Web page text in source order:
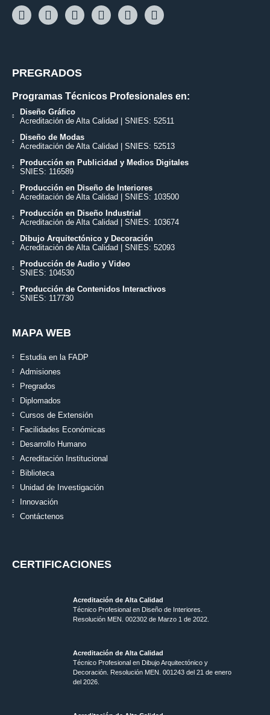
PREGRADOS
Programas Técnicos Profesionales en:
Diseño Gráfico
Acreditación de Alta Calidad | SNIES: 52511
Diseño de Modas
Acreditación de Alta Calidad | SNIES: 52513
Producción en Publicidad y Medios Digitales
SNIES: 116589
Producción en Diseño de Interiores
Acreditación de Alta Calidad | SNIES: 103500
Producción en Diseño Industrial
Acreditación de Alta Calidad | SNIES: 103674
Dibujo Arquitectónico y Decoración
Acreditación de Alta Calidad | SNIES: 52093
Producción de Audio y Video
SNIES: 104530
Producción de Contenidos Interactivos
SNIES: 117730
MAPA WEB
Estudia en la FADP
Admisiones
Pregrados
Diplomados
Cursos de Extensión
Facilidades Económicas
Desarrollo Humano
Acreditación Institucional
Biblioteca
Unidad de Investigación
Innovación
Contáctenos
CERTIFICACIONES
Acreditación de Alta Calidad
Técnico Profesional en Diseño de Interiores.
Resolución MEN. 002302 de Marzo 1 de 2022.
Acreditación de Alta Calidad
Técnico Profesional en Dibujo Arquitectónico y
Decoración. Resolución MEN. 001243 del 21 de enero
del 2026.